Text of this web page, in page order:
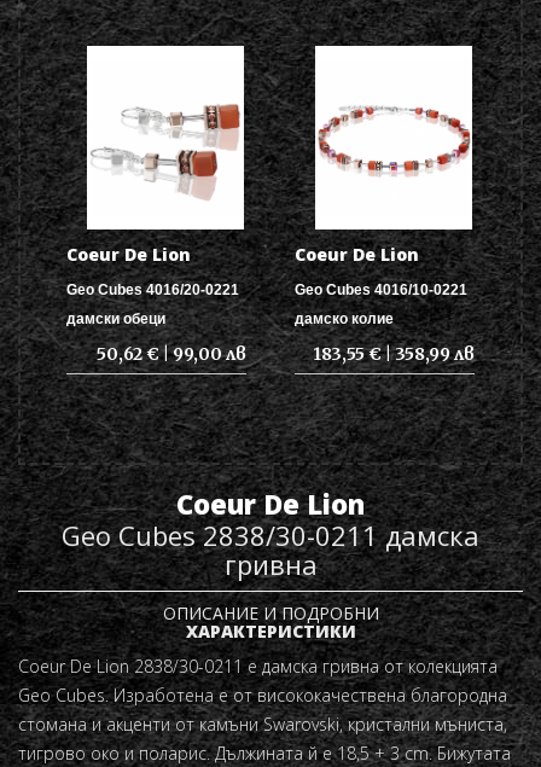
Coeur De Lion
Geo Cubes 2838/30-0211 дамска
гривна
ОПИСАНИЕ И ПОДРОБНИ
ХАРАКТЕРИСТИКИ
Coeur De Lion2838/30-0211е дамска гривна от колекцията
Geo Cubes. Изработена е от висококачествена благородна
стомана и акценти от камъни Swarovski, кристални мъниста,
тигрово око и поларис. Дължината й е 18,5 + 3 cm. Бижутата
Coeur De Lion
Geo Cubes 4016/20-0221
дамски обеци
50,62 € | 99,00 лв
Coeur De Lion
Geo Cubes 4016/10-0221
дамско колие
183,55 € | 358,99 лв